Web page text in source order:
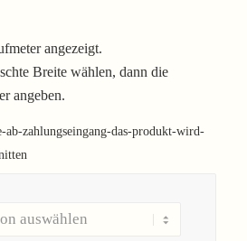
angezeigt.
Breite wählen, dann die
angeben.
ab-zahlungseingang-das-produkt-wird-